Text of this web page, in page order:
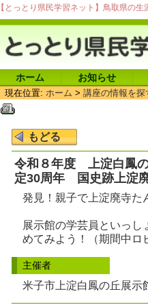
【とっとり県民学習ネット】鳥取県の
ホーム お知らせ
現在位置: ホーム > 講座の情報を探
令和８年度 上淀白鳳
定30周年 国史跡上淀
発見！親子で上淀廃寺た
展示館の学芸員といっ
めてみよう！（期間中ロ
主催者
米子市上淀白鳳の丘展示